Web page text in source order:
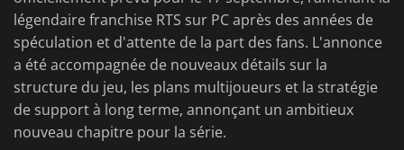
légendaire franchise RTS sur PC après des années de
spéculation et d'attente de la part des fans. L'annonce
a été accompagnée de nouveaux détails sur la
structure du jeu, les plans multijoueurs et la stratégie
de support à long terme, annonçant un ambitieux
nouveau chapitre pour la série.